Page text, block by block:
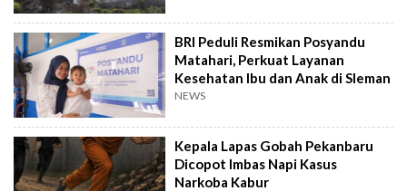
BRI Peduli Resmikan Posyandu
Matahari, Perkuat Layanan
Kesehatan Ibu dan Anak di Sleman
NEWS
Kepala Lapas Gobah Pekanbaru
Dicopot Imbas Napi Kasus
Narkoba Kabur